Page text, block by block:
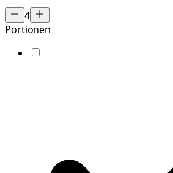
4
Portionen